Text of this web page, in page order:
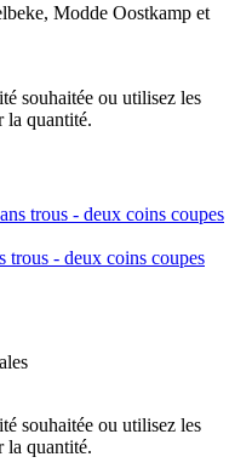
, Modde Oostkamp et
souhaitée ou utilisez les
la quantité.
trous - deux coins coupes
souhaitée ou utilisez les
la quantité.